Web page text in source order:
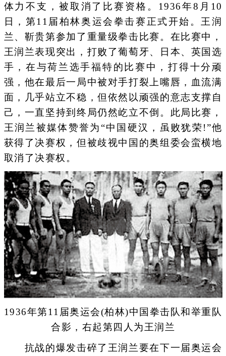
体力不支，被取消了比赛资格。1936年8月10
日，第11届柏林奥运会拳击赛正式开始。王润
兰、靳贵第参加了重量级拳击比赛。在比赛中，
王润兰表现突出，打败了葡萄牙、日本、英国选
手，在与荷兰选手福特的比赛中，打得十分顽
强，他在最后一局中被对手打裂上嘴唇，血流满
面，几乎站立不稳，但依然以顽强的意志支撑自
己，一直坚持到终局仍然屹立不倒。此局比赛，
王润兰被媒体赞誉为“中国硬汉，虽败犹荣!”他
获得了决赛权，但被歧视中国的奥组委会蛮横地
取消了决赛权。
1936年第11届奥运会(柏林)中国拳击队和举重队
合影，右起第四人为王润兰
抗战的爆发击碎了王润兰要在下一届奥运会